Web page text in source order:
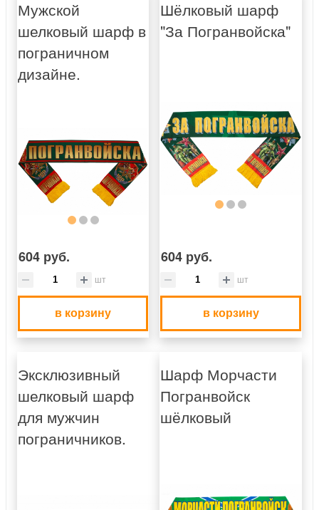
Мужской
шелковый шарф в
пограничном
дизайне.
604 руб.
шт
в корзину
Шёлковый шарф
"За Погранвойска"
604 руб.
шт
в корзину
Эксклюзивный
шелковый шарф
для мужчин
пограничников.
Шарф Морчасти
Погранвойск
шёлковый